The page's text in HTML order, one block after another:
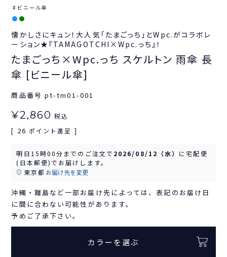
ビニール傘
懐かしさにキュン！大人気「たまごっち」とWpc.がコラボレ
ーション★『TAMAGOTCHI×Wpc.っち』！
たまごっち×Wpc.っち スケルトン 雨傘 長
傘 [ビニール傘]
商品番号 pt-tm01-001
¥2,860 税込
[ 26 ポイント進呈 ]
明日 15時00分 までのご注文で 2026/08/12（水） に宅配便
(日本郵便)でお届けします。
東京都 お届け先を変更
沖縄・離島など一部お届け先によっては、表記のお届け日
に間に合わない可能性があります。
予めご了承下さい。
カラーを選ぶ